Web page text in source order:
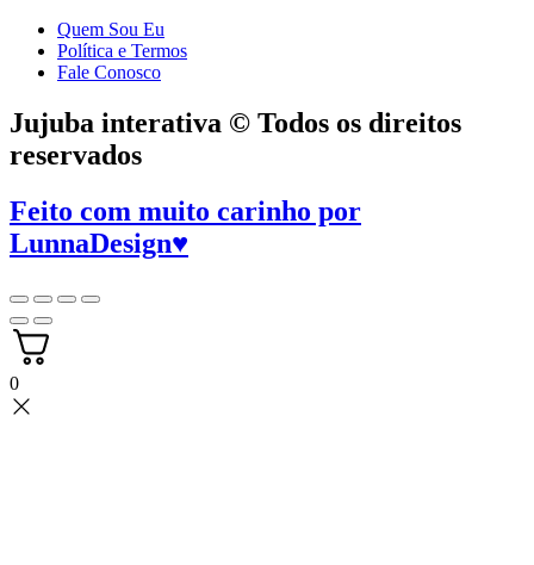
Quem Sou Eu
Política e Termos
Fale Conosco
Jujuba interativa © Todos os direitos
reservados
Feito com muito carinho por
LunnaDesign♥
0